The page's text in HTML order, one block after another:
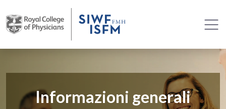
Informazioni generali